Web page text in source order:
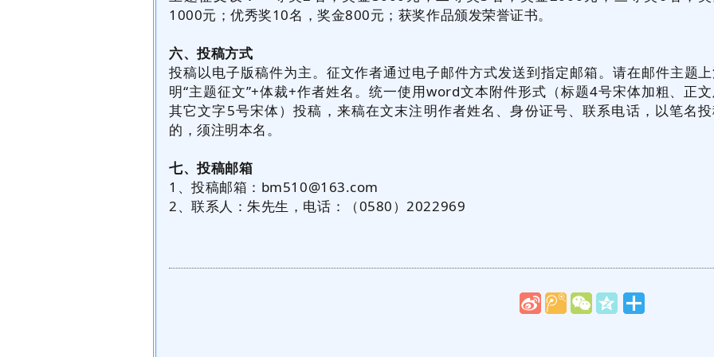
1000元；优秀奖10名，奖金800元；获奖作品颁发荣誉证书。
六、投稿方式
投稿以电子版稿件为主。征文作者通过电子邮件方式发送到指定邮箱。请在邮件主题
明“主题征文”+体裁+作者姓名。统一使用word文本附件形式（标题4号宋体加粗、正文
其它文字5号宋体）投稿，来稿在文末注明作者姓名、身份证号、联系电话，以笔名
的，须注明本名。
七、投稿邮箱
1、投稿邮箱：bm510@163.com
2、联系人：朱先生，电话：（0580）2022969